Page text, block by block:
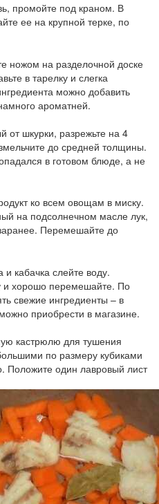
промойте под краном. В
ее на крупной терке, по
ножом на разделочной доске
в тарелку и слегка
можно добавить
ароматней.
от шкурки, разрежьте на 4
до средней толщины.
в готовом блюде, а не
ко всем овощам в миску.
на подсолнечном масле лук,
Перемешайте до
кабачка слейте воду.
и хорошо перемешайте. По
свежие ингредиенты – в
приобрести в магазине.
кастрюлю для тушения
по размеру кубиками
Положите один лавровый лист